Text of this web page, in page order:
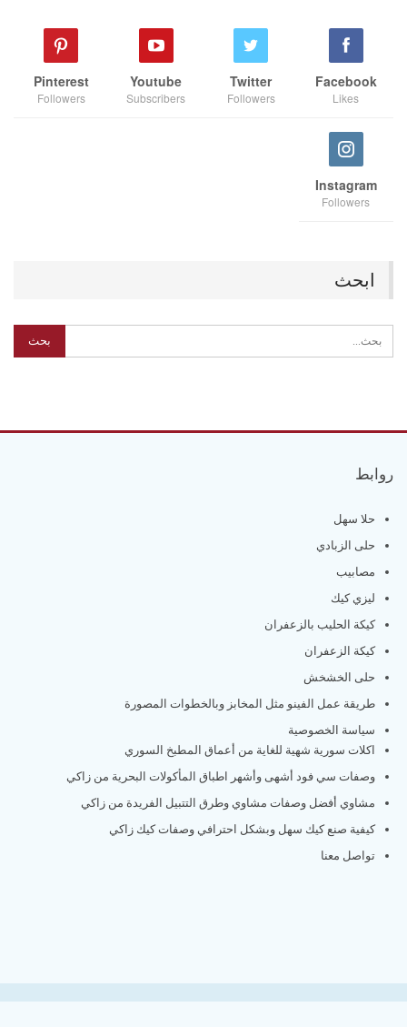
Facebook
Likes
Twitter
Followers
Youtube
Subscribers
Pinterest
Followers
Instagram
Followers
ابحث
روابط
حلا سهل
حلى الزبادي
مصابيب
ليزي كيك
كيكة الحليب بالزعفران
كيكة الزعفران
حلى الخشخش
طريقة عمل الفينو مثل المخابز وبالخطوات المصورة
سياسة الخصوصية
اكلات سورية شهية للغاية من أعماق المطبخ السوري
وصفات سي فود أشهى وأشهر اطباق المأكولات البحرية من زاكي
مشاوي أفضل وصفات مشاوي وطرق التتبيل الفريدة من زاكي
كيفية صنع كيك سهل وبشكل احترافي وصفات كيك زاكي
تواصل معنا